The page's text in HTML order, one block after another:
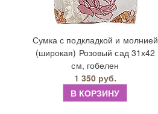
Сумка с подкладкой и молнией
(широкая) Розовый сад 31х42
см, гобелен
1 350 руб.
В КОРЗИНУ